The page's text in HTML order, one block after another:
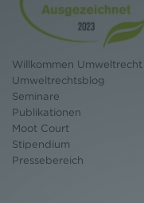
Willkommen Umweltrecht
Umweltrechtsblog
Seminare
Publikationen
Moot Court
Stipendium
Pressebereich